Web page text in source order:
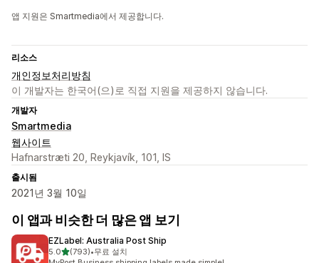
앱 지원은 Smartmedia에서 제공합니다.
리소스
개인정보처리방침
이 개발자는 한국어(으)로 직접 지원을 제공하지 않습니다.
개발자
Smartmedia
웹사이트
Hafnarstræti 20, Reykjavík, 101, IS
출시됨
2021년 3월 10일
이 앱과 비슷한 더 많은 앱 보기
EZLabel: Australia Post Ship
5.0별 5개 중
(793)
총 리뷰 793개
•무료 설치